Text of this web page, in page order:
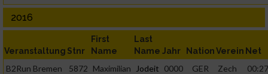
2016
Veranstaltung Stnr
First
Name
Last
Name Jahr NationVerein Net
B2Run Bremen 5872 Maximilian Jodeit 0000 GER
Zech
Verwendung von Profilen zur Auswahl personalisierter
Inhalte
Messung der Werbeleistung